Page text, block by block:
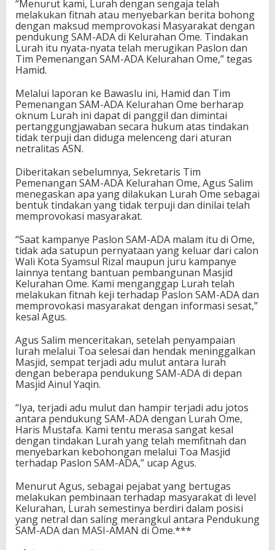
“Menurut kami, Lurah dengan sengaja telah
melakukan fitnah atau menyebarkan berita bohong
dengan maksud memprovokasi Masyarakat dengan
pendukung SAM-ADA di Kelurahan Ome. Tindakan
Lurah itu nyata-nyata telah merugikan Paslon dan
Tim Pemenangan SAM-ADA Kelurahan Ome,” tegas
Hamid.
Melalui laporan ke Bawaslu ini, Hamid dan Tim
Pemenangan SAM-ADA Kelurahan Ome berharap
oknum Lurah ini dapat di panggil dan dimintai
pertanggungjawaban secara hukum atas tindakan
tidak terpuji dan diduga melenceng dari aturan
netralitas ASN.
Diberitakan sebelumnya, Sekretaris Tim
Pemenangan SAM-ADA Kelurahan Ome, Agus Salim
menegaskan apa yang dilakukan Lurah Ome sebagai
bentuk tindakan yang tidak terpuji dan dinilai telah
memprovokasi masyarakat.
“Saat kampanye Paslon SAM-ADA malam itu di Ome,
tidak ada satupun pernyataan yang keluar dari calon
Wali Kota Syamsul Rizal maupun juru kampanye
lainnya tentang bantuan pembangunan Masjid
Kelurahan Ome. Kami menganggap Lurah telah
melakukan fitnah keji terhadap Paslon SAM-ADA dan
memprovokasi masyarakat dengan informasi sesat,”
kesal Agus.
Agus Salim menceritakan, setelah penyampaian
lurah melalui Toa selesai dan hendak meninggalkan
Masjid, sempat terjadi adu mulut antara lurah
dengan beberapa pendukung SAM-ADA di depan
Masjid Ainul Yaqin.
“Iya, terjadi adu mulut dan hampir terjadi adu jotos
antara pendukung SAM-ADA dengan Lurah Ome,
Haris Mustafa. Kami tentu merasa sangat kesal
dengan tindakan Lurah yang telah memfitnah dan
menyebarkan kebohongan melalui Toa Masjid
terhadap Paslon SAM-ADA,” ucap Agus.
Menurut Agus, sebagai pejabat yang bertugas
melakukan pembinaan terhadap masyarakat di level
Kelurahan, Lurah semestinya berdiri dalam posisi
yang netral dan saling merangkul antara Pendukung
SAM-ADA dan MASI-AMAN di Ome.***